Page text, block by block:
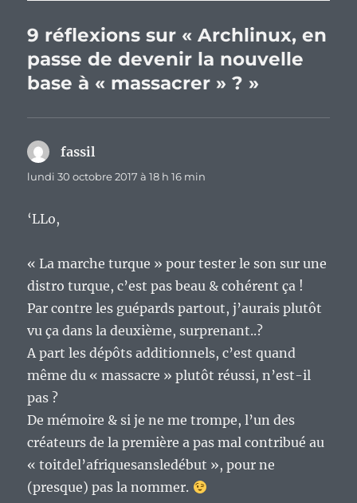
9 réflexions sur « Archlinux, en
passe de devenir la nouvelle
base à « massacrer » ? »
fassil
lundi 30 octobre 2017 à 18 h 16 min
‘LLo,
« La marche turque » pour tester le son sur une
distro turque, c’est pas beau & cohérent ça !
Par contre les guépards partout, j’aurais plutôt
vu ça dans la deuxième, surprenant..?
A part les dépôts additionnels, c’est quand
même du « massacre » plutôt réussi, n’est-il
pas ?
De mémoire & si je ne me trompe, l’un des
créateurs de la première a pas mal contribué au
« toitdel’afriquesansledébut », pour ne
(presque) pas la nommer.